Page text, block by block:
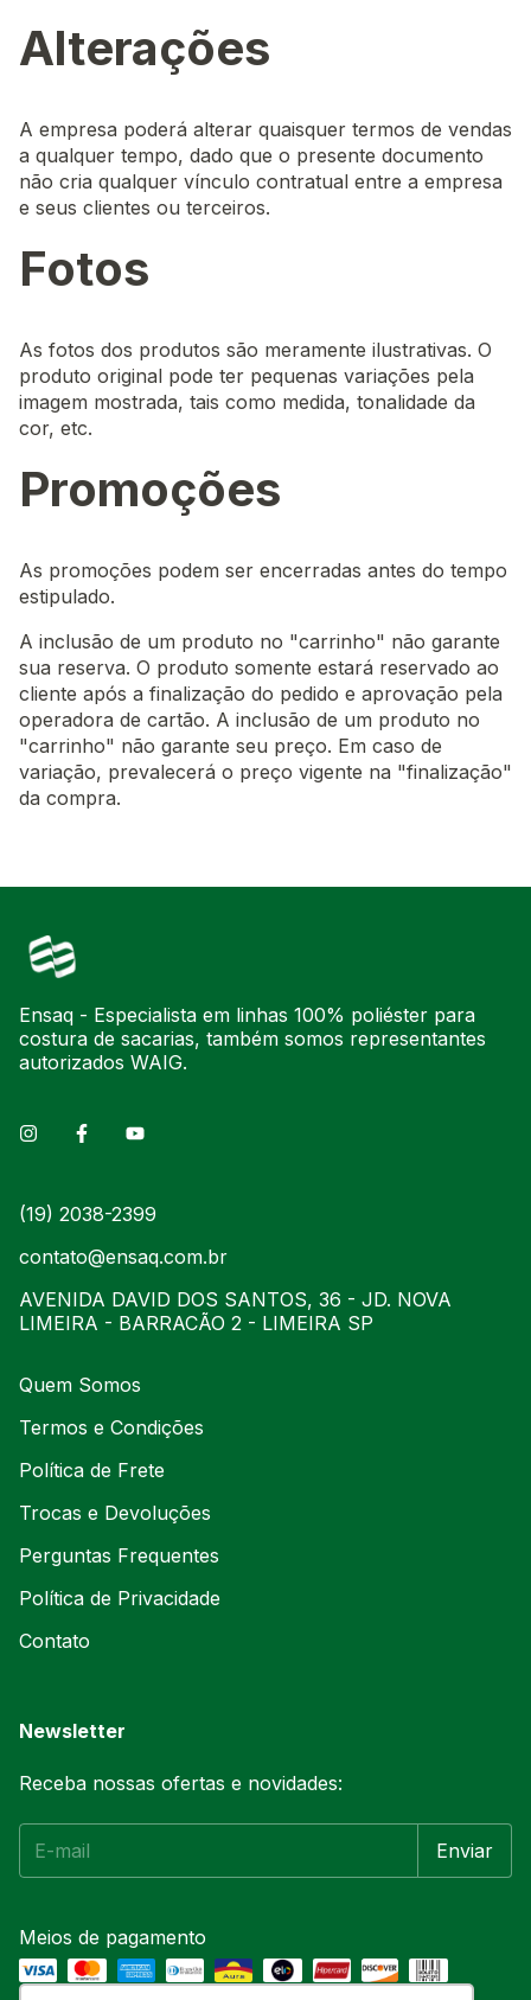
Alterações
A empresa poderá alterar quaisquer termos de vendas
a qualquer tempo, dado que o presente documento
não cria qualquer vínculo contratual entre a empresa
e seus clientes ou terceiros.
Fotos
As fotos dos produtos são meramente ilustrativas. O
produto original pode ter pequenas variações pela
imagem mostrada, tais como medida, tonalidade da
cor, etc.
Promoções
As promoções podem ser encerradas antes do tempo
estipulado.
A inclusão de um produto no "carrinho" não garante
sua reserva. O produto somente estará reservado ao
cliente após a finalização do pedido e aprovação pela
operadora de cartão. A inclusão de um produto no
"carrinho" não garante seu preço. Em caso de
variação, prevalecerá o preço vigente na "finalização"
da compra.
Ensaq - Especialista em linhas 100% poliéster para
costura de sacarias, também somos representantes
autorizados WAIG.
(19) 2038-2399
contato@ensaq.com.br
AVENIDA DAVID DOS SANTOS, 36 - JD. NOVA
LIMEIRA - BARRACÃO 2 - LIMEIRA SP
Quem Somos
Termos e Condições
Política de Frete
Trocas e Devoluções
Perguntas Frequentes
Política de Privacidade
Contato
Newsletter
Receba nossas ofertas e novidades:
Meios de pagamento